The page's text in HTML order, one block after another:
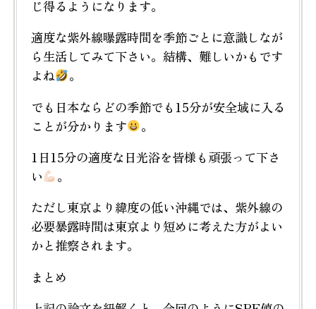
じ得るようになります。
適度な紫外線曝露時間を季節ごとに意識しなが
ら生活してみて下さい。結構、難しいかもです
よね
。
でも日本ならどの季節でも15分が安全域に入る
ことが分かります
。
1日15分の適度な日光浴を皆様も頑張って下さ
い
。
ただし東京より緯度の低い沖縄では、紫外線の
必要暴露時間は東京より短めに考えた方がよい
かと推察されます。
まとめ